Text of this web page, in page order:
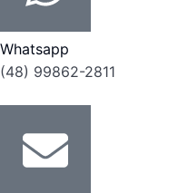
Whatsapp
(48) 99862-2811